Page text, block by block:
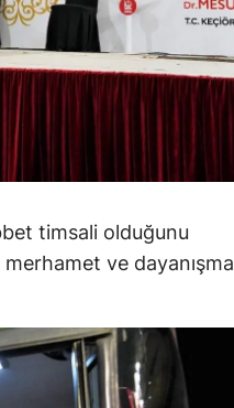
timsali olduğunu
ve dayanışma